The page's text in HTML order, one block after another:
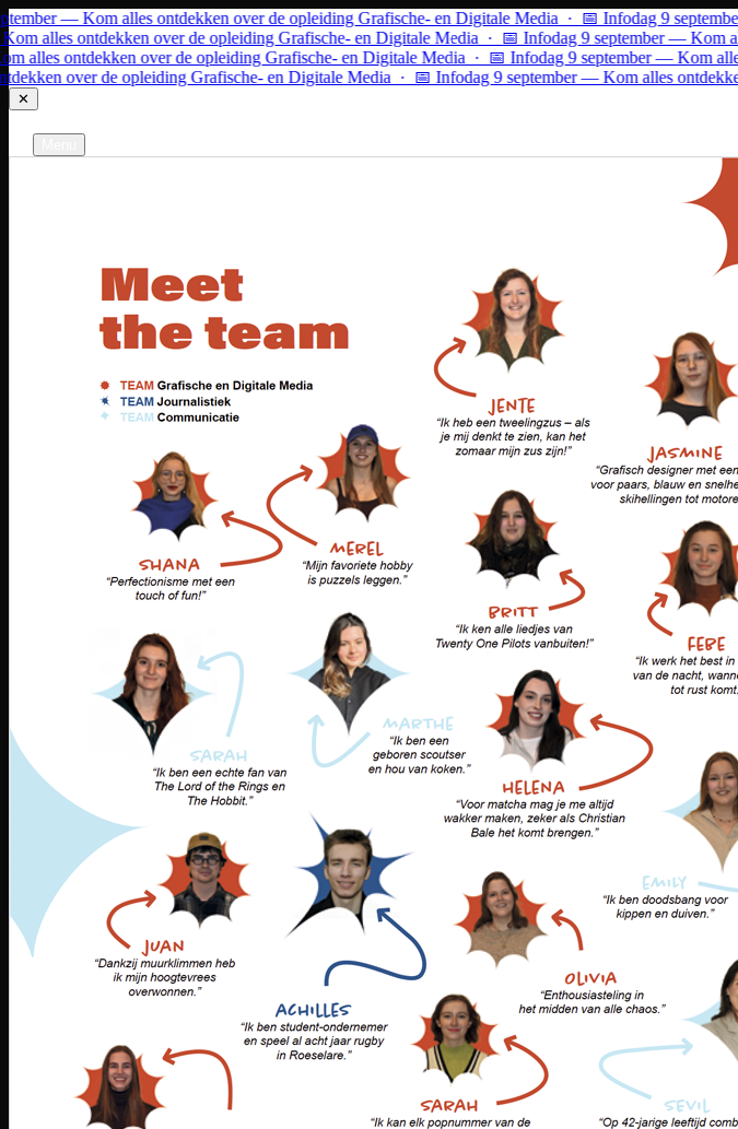
Ga naar inhoud
— Kom alles ontdekken over de opleiding Grafische- en Digitale Media · 📅 Infodag 9
alles ontdekken over de opleiding Grafische- en Digitale Media · 📅 Infodag 9 september — Kom
ontdekken over de opleiding Grafische- en Digitale Media · 📅 Infodag 9 september — Kom alles
over de opleiding Grafische- en Digitale Media · 📅 Infodag 9 september — Kom alles ontdekken
✕